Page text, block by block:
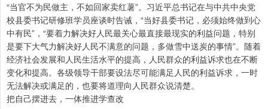
“当官不为民做主，不如回家卖红薯”。习近平总书记在与中共中央党
校县委书记研修班学员座谈时告诫，“当好县委书记，必须始终做到心
中有民”，“要着力解决好人民最关心最直接最现实的利益问题，特别
是要下大气力解决好人民不满意的问题，多做雪中送炭的事情”。随着
经济社会发展和人民生活水平的提高，人民群众的利益诉求也在不断
变化和提高。各级领导干部要设法尽可能满足人民的利益诉求，一时
无法解决或满足的，也要将道理向人民群众说清楚。
把自己摆进去，一体推进学查改